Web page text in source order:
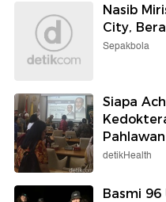
Nasib
City,
Sepakbola
Siapa
detikHealth
Basmi